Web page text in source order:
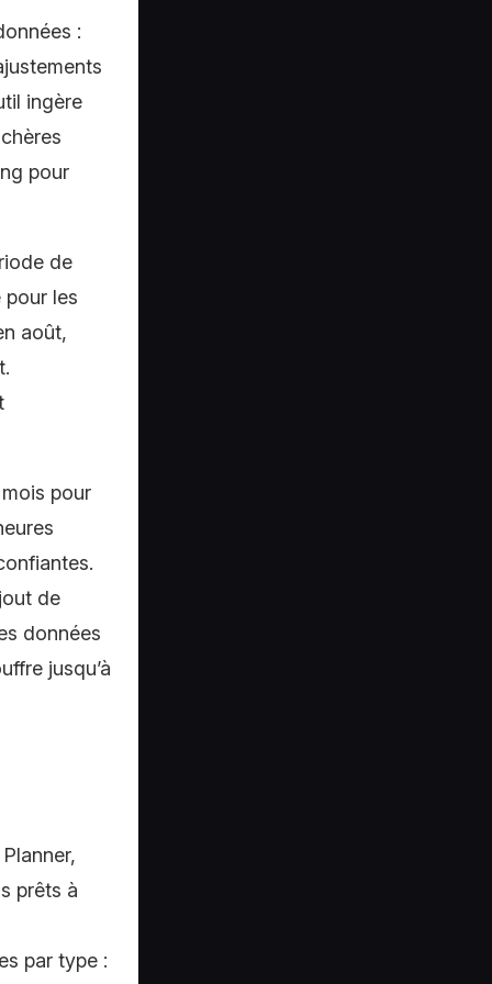
:
ingère
pour
de
pour les
août,
pour
de
données
jusqu’à
prêts à
par type :